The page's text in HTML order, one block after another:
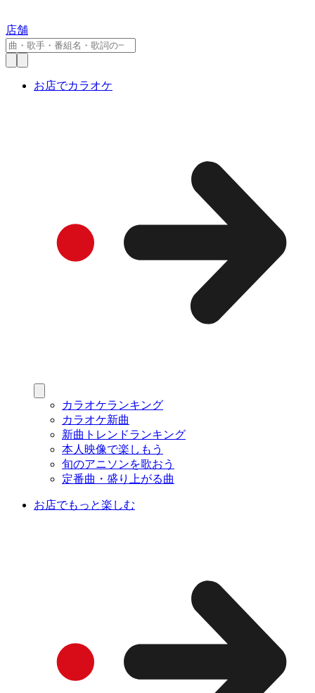
店舗
お店でカラオケ
カラオケランキング
カラオケ新曲
新曲トレンドランキング
本人映像で楽しもう
旬のアニソンを歌おう
定番曲・盛り上がる曲
お店でもっと楽しむ